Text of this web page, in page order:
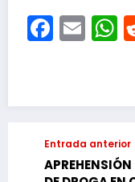
Entrada anterior